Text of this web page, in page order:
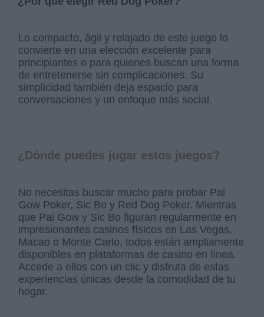
Lo compacto, ágil y relajado de este juego lo
convierte en una elección excelente para
principiantes o para quienes buscan una forma
de entretenerse sin complicaciones. Su
simplicidad también deja espacio para
conversaciones y un enfoque más social.
¿Dónde puedes jugar estos juegos?
No necesitas buscar mucho para probar Pai
Gow Poker, Sic Bo y Red Dog Poker. Mientras
que Pai Gow y Sic Bo figuran regularmente en
impresionantes casinos físicos en Las Vegas,
Macao o Monte Carlo, todos están ampliamente
disponibles en plataformas de casino en línea.
Accede a ellos con un clic y disfruta de estas
experiencias únicas desde la comodidad de tu
hogar.